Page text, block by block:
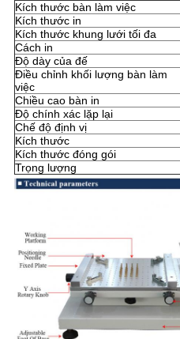
Kích thước bàn làm việc
Kích thước in
Kích thước khung lưới tối đa
Cách in
Độ dày của đế
Điều chỉnh khối lượng bàn làm
việc
Chiều cao bàn in
Độ chính xác lặp lại
Chế độ định vị
Kích thước
Kích thước đóng gói
Trọng lượng